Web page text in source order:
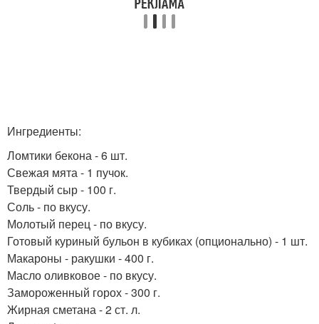
Ингредиенты:
Ломтики бекона - 6 шт.
Свежая мята - 1 пучок.
Твердый сыр - 100 г.
Соль - по вкусу.
Молотый перец - по вкусу.
Готовый куриный бульон в кубиках (опционально) - 1 шт.
Макароны - ракушки - 400 г.
Масло оливковое - по вкусу.
Замороженный горох - 300 г.
Жирная сметана - 2 ст. л.